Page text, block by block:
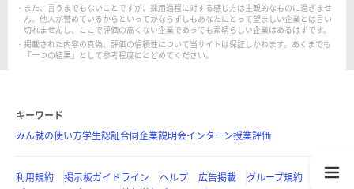
また、言うまでもないことですが、採用過程に対する感じ方は主観的なものに過ぎませ
ん。他人が誉めているからといってかならずしもあなたにとって望ましい企業とは言い
切れませんし、ここで評価の高くない企業であっても素晴らしい企業はあるはずです。
掲載された内容の真偽、評価の信頼性について当サイトは保証しかねます。あくまでも
「一つの結果」として参考程度にとどめてください。
キーワード
みん就の使い方学生認証合同企業説明会インターン授業評価
利用規約 掲示板ガイドライン ヘルプ 広告掲載
グループ規約